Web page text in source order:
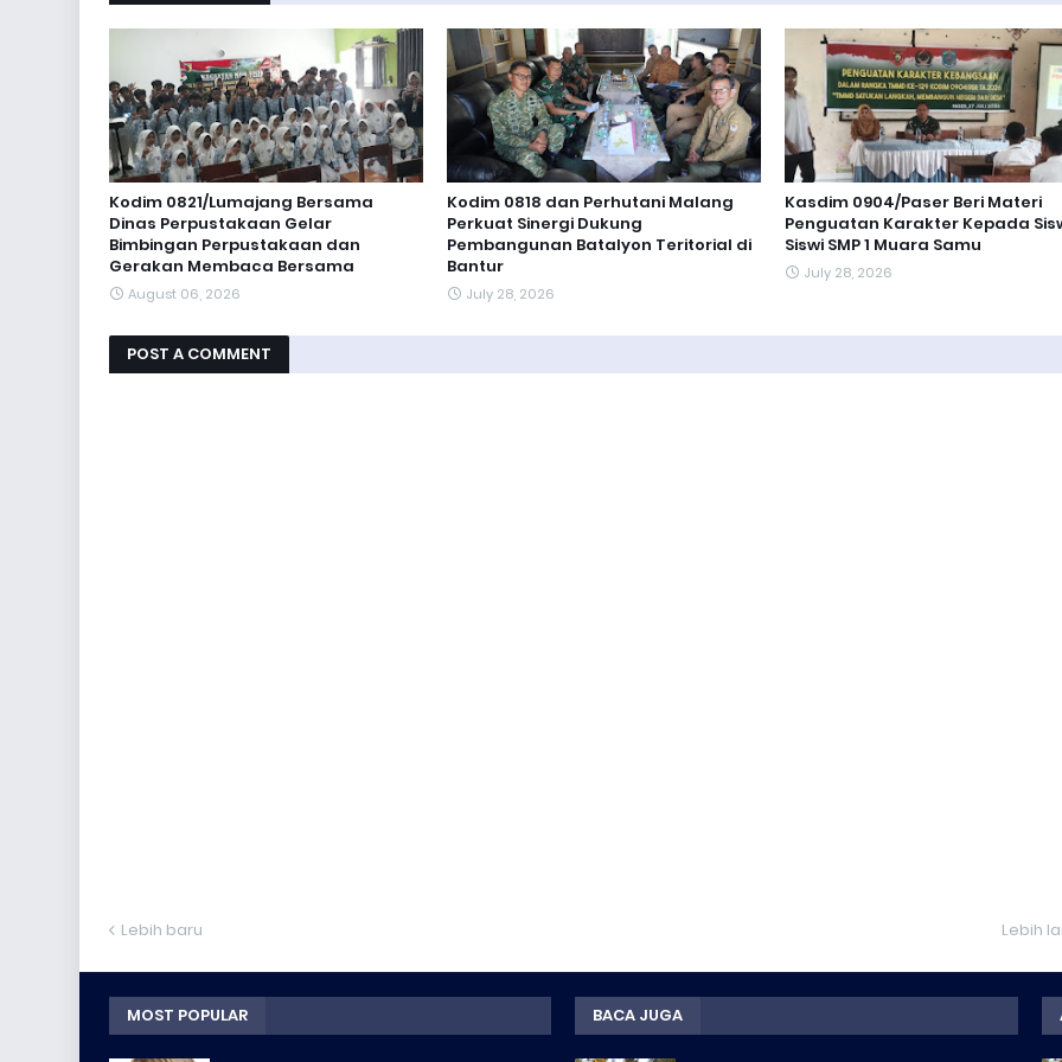
Kodim 0821/Lumajang Bersama
Dinas Perpustakaan Gelar
Bimbingan Perpustakaan dan
Gerakan Membaca Bersama
August 06, 2026
Kodim 0818 dan Perhutani Malang
Perkuat Sinergi Dukung
Pembangunan Batalyon Teritorial di
Bantur
July 28, 2026
Kasdim 0904/Paser Beri Materi
Penguatan Karakter Kepada
Siswi SMP 1 Muara Samu
July 28, 2026
POST A COMMENT
Lebih baru Lebih
MOST POPULAR BACA JUGA